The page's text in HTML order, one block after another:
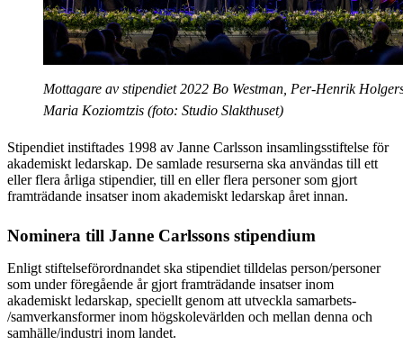
Mottagare av stipendiet 2022 Bo Westman, Per-Henrik
Maria Koziomtzis (foto: Studio Slakthuset)
Stipendiet instiftades 1998 av Janne Carlsson insamlingsstiftelse för
akademiskt ledarskap. De samlade resurserna ska användas till ett
eller flera årliga stipendier, till en eller flera personer som gjort
framträdande insatser inom akademiskt ledarskap året innan.
Nominera till Janne Carlssons stipendium
Enligt stiftelseförordnandet ska stipendiet tilldelas person/personer
som under föregående år gjort framträdande insatser inom
akademiskt ledarskap, speciellt genom att utveckla samarbets-
/samverkansformer inom högskolevärlden och mellan denna och
samhälle/industri inom landet.